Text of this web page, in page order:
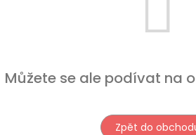
Můžete se ale podívat na
Zpět do